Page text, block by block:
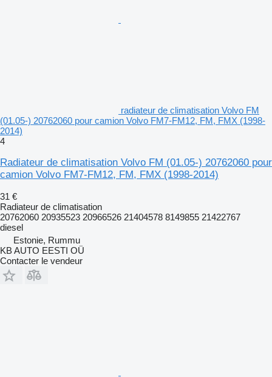
radiateur de climatisation Volvo FM
(01.05-) 20762060 pour camion Volvo FM7-FM12, FM, FMX (1998-
2014)
4
Radiateur de climatisation Volvo FM (01.05-) 20762060 pour
camion Volvo FM7-FM12, FM, FMX (1998-2014)
31 €
Radiateur de climatisation
20762060 20935523 20966526 21404578 8149855 21422767
diesel
Estonie, Rummu
KB AUTO EESTI OÜ
Contacter le vendeur